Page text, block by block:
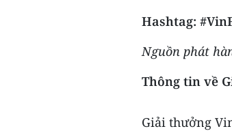
Hashtag:
Nguồn phát
Thông tin về
Giải thưởng